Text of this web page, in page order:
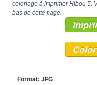
coloriage à imprimer Hibou 5.
bas de cette page.
Format: JPG